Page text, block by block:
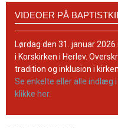
BaptistKirkens
YouTube-
kanal
VIDEOER PÅ
Lørdag den 31. januar
i Korskirken i Herlev.
tradition og inklusion i
Se enkelte eller alle indlæg
klikke her.